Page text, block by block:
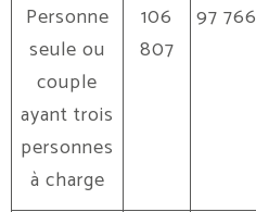
Personne
seule ou
couple
ayant trois
personnes
à charge
106
807
97 766